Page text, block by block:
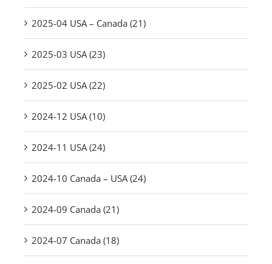
2025-04 USA – Canada (21)
2025-03 USA (23)
2025-02 USA (22)
2024-12 USA (10)
2024-11 USA (24)
2024-10 Canada – USA (24)
2024-09 Canada (21)
2024-07 Canada (18)